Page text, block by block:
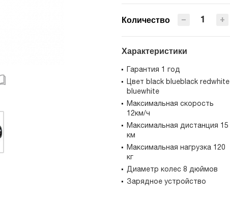
Количество +
−
Характеристики
Гарантия 1 год
Цвет black blueblack redwhite
bluewhite
Максимальная скорость
12км/ч
Максимальная дистанция 15
км
Максимальная нагрузка 120
кг
Диаметр колес 8 дюймов
Зарядное устройство